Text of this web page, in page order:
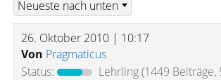
26. Oktober 2010 | 10:17
Von Pragmaticus
Status:
Lehrling(1449